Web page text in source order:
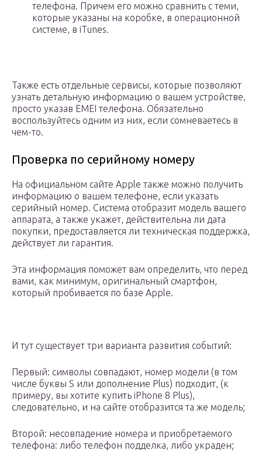
телефона. Причем его можно сравнить с теми,
которые указаны на коробке, в операционной
системе, в iTunes.
Также есть отдельные сервисы, которые позволяют
узнать детальную информацию о вашем устройстве,
просто указав EMEI телефона. Обязательно
воспользуйтесь одним из них, если сомневаетесь в
чем-то.
Проверка по серийному номеру
На официальном сайте Apple также можно получить
информацию о вашем телефоне, если указать
серийный номер. Система отобразит модель вашего
аппарата, а также укажет, действительна ли дата
покупки, предоставляется ли техническая поддержка,
действует ли гарантия.
Эта информация поможет вам определить, что перед
вами, как минимум, оригинальный смартфон,
который пробивается по базе Apple.
И тут существует три варианта развития событий:
Первый: символы совпадают, номер модели (в том
числе буквы S или дополнение Plus) подходит, (к
примеру, вы хотите купить iPhone 8 Plus),
следовательно, и на сайте отобразится та же модель;
Второй: несовпадение номера и приобретаемого
телефона: либо телефон подделка, либо украден;